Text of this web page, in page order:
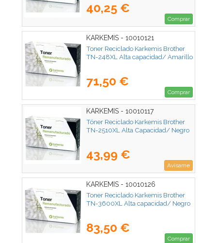
40,25 €
Comprar
KARKEMIS - 10010121
Toner Reciclado Karkemis Brother
TN-248XL Alta capacidad/ Amarillo
71,50 €
Comprar
KARKEMIS - 10010117
Tóner Reciclado Karkemis Brother
TN-2510XL Alta Capacidad/ Negro
43,99 €
Avísame
KARKEMIS - 10010126
Toner Reciclado Karkemis Brother
TN-3600XL Alta capacidad/ Negro
83,50 €
Comprar